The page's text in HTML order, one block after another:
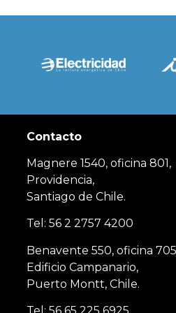
Contacto
Magnere 1540, oficina 801,
Providencia,
Santiago de Chile.
Tel: 56 2 2757 4200
Benavente 550, oficina
Edificio Campanario,
Puerto Montt, Chile.